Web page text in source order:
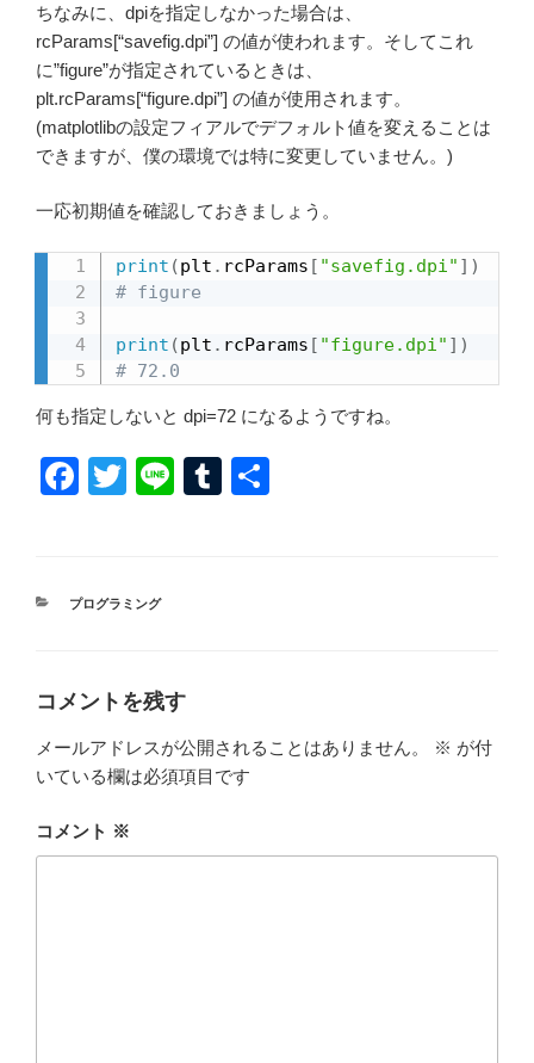
ちなみに、dpiを指定しなかった場合は、
rcParams[“savefig.dpi”] の値が使われます。そしてこれ
に”figure”が指定されているときは、
plt.rcParams[“figure.dpi”] の値が使用されます。
(matplotlibの設定フィアルでデフォルト値を変えることは
できますが、僕の環境では特に変更していません。)
一応初期値を確認しておきましょう。
print (plt . rcParams [ "savefig.dpi" ] )
# figure
print (plt . rcParams [ "figure.dpi" ] )
# 72.0
何も指定しないと dpi=72 になるようですね。
F
e
o
k
T
er
Li
T
カ
プログラミング
コメントを残す
メールアドレスが公開されることはありません。 ※ が付
いている欄は必須項目です
コメント ※